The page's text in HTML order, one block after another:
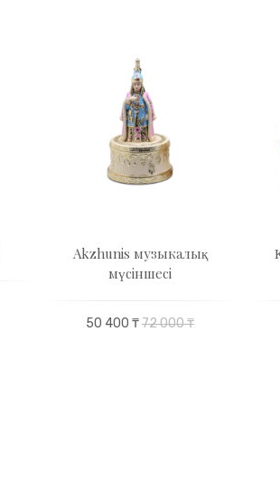
Akzhunis музыкалық
мүсіншесі
50 400 ₸72 000 ₸